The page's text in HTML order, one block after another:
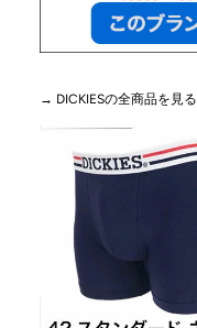
→ DICKIESの全商品を見る